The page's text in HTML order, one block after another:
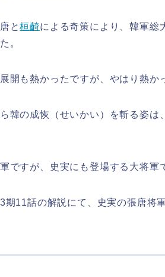
と桓齮による奇策により、韓軍総
。
開も熱かったですが、やはり熱か
韓の成恢（せいかい）を斬る姿は
ですが、史実にも登場する大将軍
期11話の解説にて、史実の張唐将